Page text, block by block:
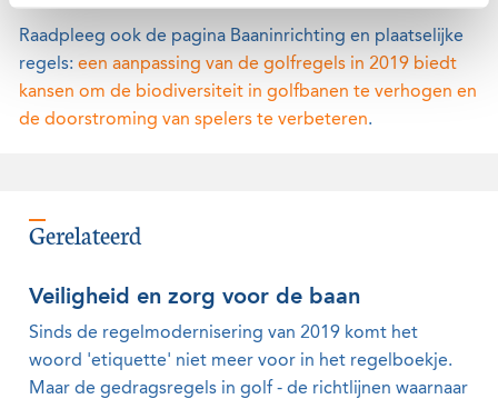
Raadpleeg ook de pagina Baaninrichting en plaatselijke
regels: een aanpassing van de golfregels in 2019 biedt
kansen om de biodiversiteit in golfbanen te verhogen en
de doorstroming van spelers te verbeteren.
Gerelateerd
Veiligheid en zorg voor de baan
Sinds de regelmodernisering van 2019 komt het
woord 'etiquette' niet meer voor in het regelboekje.
Maar de gedragsregels in golf - de richtlijnen waarnaar